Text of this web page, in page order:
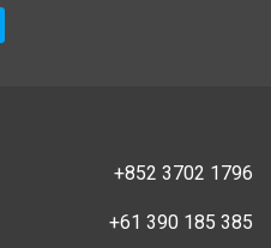
+852 3702 1796
+61 390 185 385